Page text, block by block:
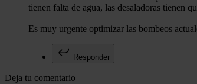
tienen falta de agua, las desaladoras tienen
Es muy urgente optimizar las bombeos
Responder
Deja tu comentario